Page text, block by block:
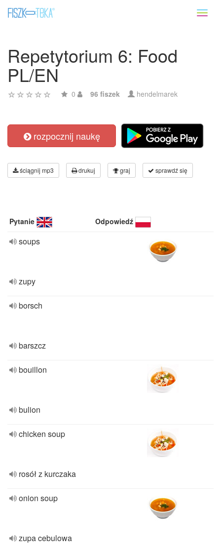
Repetytorium 6: Food
PL/EN
0 96 fiszek hendelmarek
rozpocznij naukę
ściągnij mp3 drukuj graj sprawdź się
Pytanie Odpowiedź
soups
zupy
borsch
barszcz
bouillon
bulion
chicken soup
rosół z kurczaka
onion soup
zupa cebulowa